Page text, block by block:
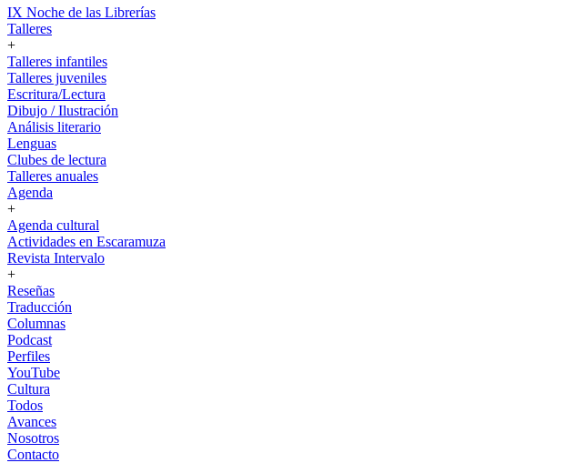
IX Noche de las Librerías
Talleres
+
Talleres infantiles
Talleres juveniles
Escritura/Lectura
Dibujo / Ilustración
Análisis literario
Lenguas
Clubes de lectura
Talleres anuales
Agenda
+
Agenda cultural
Actividades en Escaramuza
Revista Intervalo
+
Reseñas
Traducción
Columnas
Podcast
Perfiles
YouTube
Cultura
Todos
Avances
Nosotros
Contacto